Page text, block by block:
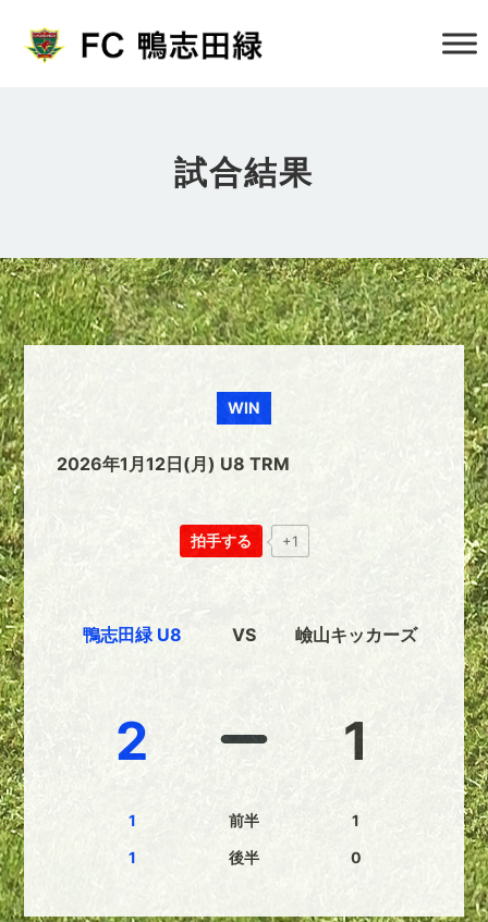
試合結果
WIN
2026年1月12日(月) U8 TRM
拍手する +1
鴨志田緑 U8
2
1
1
VS
前半
後半
嶮山キッカーズ
1
1
0